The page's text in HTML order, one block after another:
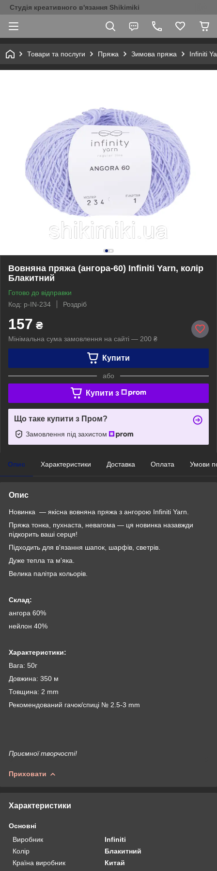
Студія креативного в'язання Shikimiki
Товари та послуги Пряжа Зимова пряжа Infiniti
Вовняна пряжа (ангора-60) Infiniti Yarn, колір
Блакитний
Готово до відправки
Код: p-IN-234
Роздріб
157 ₴
Мінімальна сума замовлення на сайті — 200 ₴
Купити
або
Купити з
Що таке купити з Пром?
Замовлення під захистом
Опис Характеристики Доставка Оплата Умови
Опис
Новинка — якісна вовняна пряжа з ангорою Infiniti Yarn.
Пряжа тонка, пухнаста, невагома — ця новинка назавжди
підкорить ваші серця!
Підходить для в'язання шапок, шарфів, светрів.
Дуже тепла та м'яка.
Велика палітра кольорів.
Склад:
ангора 60%
нейлон 40%
Характеристики:
Вага: 50г
Довжина: 350 м
Товщина: 2 mm
Рекомендований гачок/спиці № 2.5-3 mm
Приємної творчості!
Приховати
Характеристики
Основні
Виробник
Infiniti
Колір
Блакитний
Країна виробник
Китай